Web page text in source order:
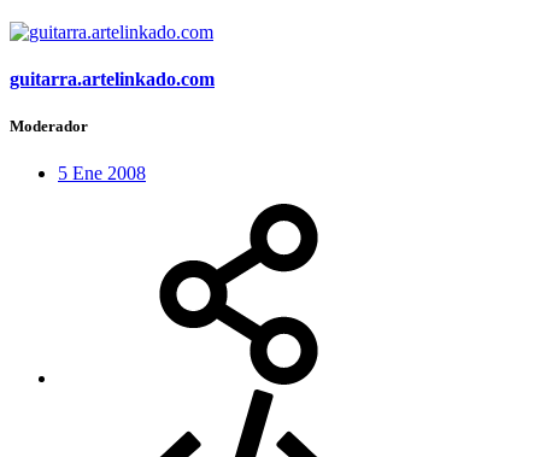
guitarra.artelinkado.com
Moderador
5 Ene 2008